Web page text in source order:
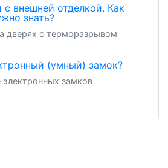
дверях с терморазрывом
замков